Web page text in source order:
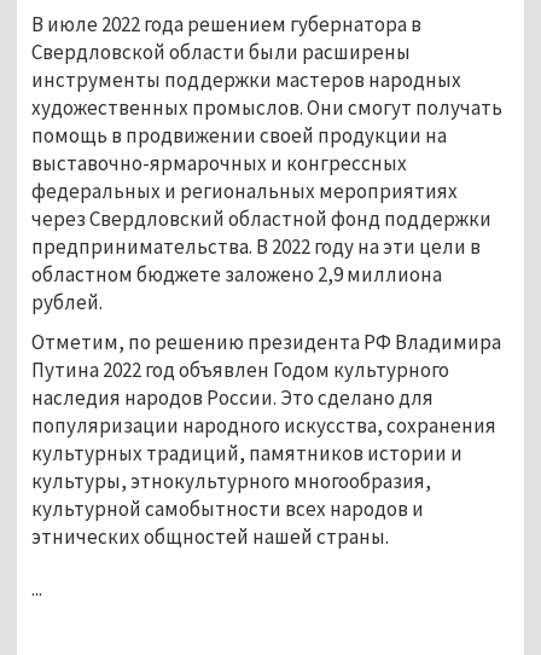
В июле 2022 года решением губернатора в
Свердловской области были расширены
инструменты поддержки мастеров народных
художественных промыслов. Они смогут получать
помощь в продвижении своей продукции на
выставочно-ярмарочных и конгрессных
федеральных и региональных мероприятиях
через Свердловский областной фонд поддержки
предпринимательства. В 2022 году на эти цели в
областном бюджете заложено 2,9 миллиона
рублей.
Отметим, по решению президента РФ Владимира
Путина 2022 год объявлен Годом культурного
наследия народов России. Это сделано для
популяризации народного искусства, сохранения
культурных традиций, памятников истории и
культуры, этнокультурного многообразия,
культурной самобытности всех народов и
этнических общностей нашей страны.
...